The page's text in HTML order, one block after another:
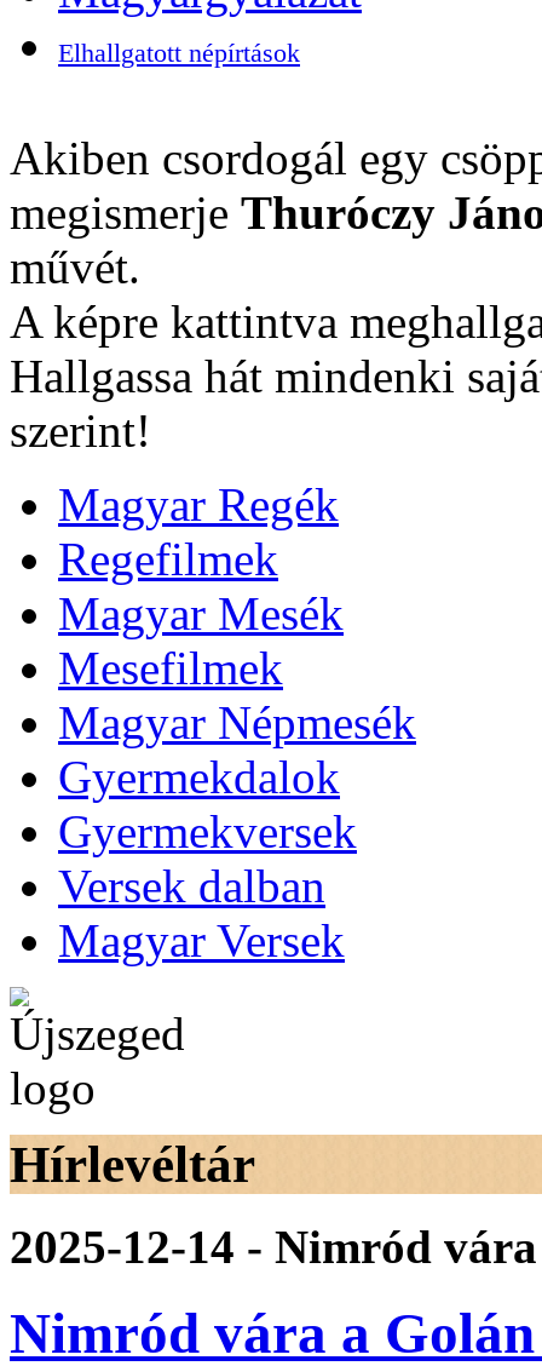
Elhallgatott népírtások
Akiben csordogál egy
megismerje Thuróczy
művét.
A képre kattintva
Hallgassa hát mindenki
szerint!
Magyar Regék
Regefilmek
Magyar Mesék
Mesefilmek
Magyar Népmesék
Gyermekdalok
Gyermekversek
Versek dalban
Magyar Versek
Hírlevéltár
2025-12-14 - Nimród
Nimród vára a